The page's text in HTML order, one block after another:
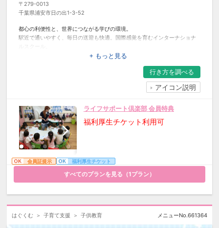
例：「契約書または申込書」「領収書」
など。
※通信教育に入塾された場合は、上記の5点
ト情報ページ（ご登録情報が分かるペー
ジ）や、受信メールの画像をご提出くださ
◆スマイルゼミへ入塾された場合のご対応
スマイルゼミへ入塾された場合は、スマイ
ルゼミ専用アプリ内に記載されている「全
また、ご応募の際は以下2点の画像の提出
をお願いいたします。
内容の確認」ページ上に表示されている
「お子様の名前」「お申込日」「全額返金
保証期限日」「契約の状態」の内容がわか
り、かつ画像の撮影日がわかる状態のもの
必要な”塾への支払い金額”が決まります
／応募に必要な”塾への支払い金額”)
分／60,500円(税込)以上
▼③通信教育は塾ナビでのお問合せ件数によ
って、プレゼント金額と応募に必要な”塾への
支払い金額”が決まります
額／応募に必要な”塾への支払い金額”)
1件のみ／4,000円分／22,000円(税込)以上
た日を基準とします。
※2 キャンペーン対象の塾のみカウントしま
みカウントします。
同一の塾へ複数回お問い合わせされた
場合は1件としてカウントします。
〒 279-0013
千葉県浦安市日の出1-3-52
都心の利便性と、世界につながる学びの環境。
駅近で通いやすく、毎日の送迎も快適。国際感覚を育むインターナショナ
のびのび学べる。グローバル教育を身近に。
+ もっと見る
行き方を調べる
アイコン説明
ライフサポート倶楽部 会員特典
福利厚生チケット利用可
会員証提示 福利厚生チケット
すべてのプランを見る（1プラン）
はぐくむ 子育て支援 子供教育 メニューNo.661364